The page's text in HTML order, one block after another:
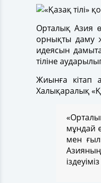
Орталық Азия
орнықты даму
идеясын
тіліне
Жиынға кітап
Халықаралық
мұндай
мен